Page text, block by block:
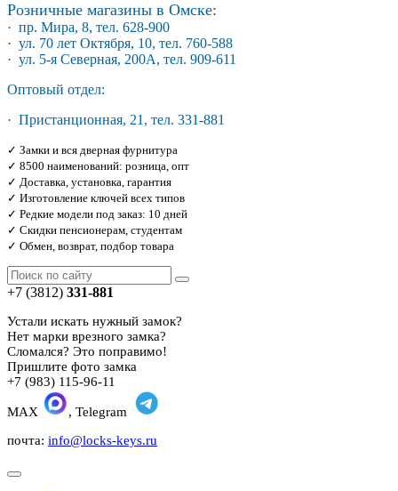
Розничные магазины в Омске:
· пр. Мира, 8, тел. 628-900
· ул. 70 лет Октября, 10, тел. 760-588
· ул. 5-я Северная, 200А, тел. 909-611
Оптовый отдел:
· Пристанционная, 21, тел. 331-881
✓ Замки и вся дверная фурнитура
✓ 8500 наименований: розница, опт
✓ Доставка, установка, гарантия
✓ Изготовление ключей всех типов
✓ Редкие модели под заказ: 10 дней
✓ Скидки пенсионерам, студентам
✓ Обмен, возврат, подбор товара
+7 (3812) 331-881
Устали искать нужный замок?
Нет марки врезного замка?
Сломался? Это поправимо!
Пришлите фото замка
+7 (983) 115-96-11
MAX
, Telegram
почта: info@locks-keys.ru